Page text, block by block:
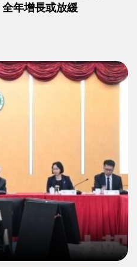
年增長或放緩